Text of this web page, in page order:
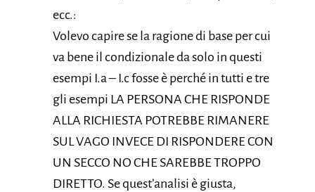
ecc.:
Volevo capire se la ragione di base per cui
va bene il condizionale da solo in questi
esempi I.a – I.c fosse è perché in tutti e tre
gli esempi LA PERSONA CHE RISPONDE
ALLA RICHIESTA POTREBBE RIMANERE
SUL VAGO INVECE DI RISPONDERE CON
UN SECCO NO CHE SAREBBE TROPPO
DIRETTO. Se quest’analisi è giusta,